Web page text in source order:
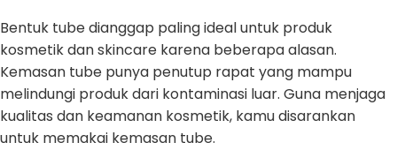
Bentuk tube dianggap paling ideal untuk produk
kosmetik dan skincare karena beberapa alasan.
Kemasan tube punya penutup rapat yang mampu
melindungi produk dari kontaminasi luar. Guna menjaga
kualitas dan keamanan kosmetik, kamu disarankan
untuk memakai kemasan tube.